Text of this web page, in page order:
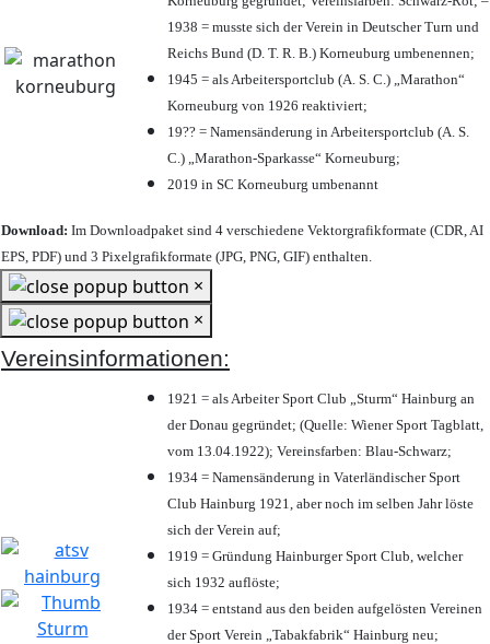
1938 = musste sich der Verein in Deutscher Turn und
Reichs Bund (D. T. R. B.) Korneuburg umbenennen;
1945 = als Arbeitersportclub (A. S. C.) „Marathon“
Korneuburg von 1926 reaktiviert;
19?? = Namensänderung in Arbeitersportclub (A. S.
C.) „Marathon-Sparkasse“ Korneuburg;
2019 in SC Korneuburg umbenannt
Download: Im Downloadpaket sind 4 verschiedene Vektorgrafikformate (CDR, AI
EPS, PDF) und 3 Pixelgrafikformate (JPG, PNG, GIF) enthalten.
×
×
Vereinsinformationen:
1921 = als Arbeiter Sport Club „Sturm“ Hainburg an
der Donau gegründet; (Quelle: Wiener Sport Tagblatt,
vom 13.04.1922); Vereinsfarben: Blau-Schwarz;
1934 = Namensänderung in Vaterländischer Sport
Club Hainburg 1921, aber noch im selben Jahr löste
sich der Verein auf;
1919 = Gründung Hainburger Sport Club, welcher
sich 1932 auflöste;
1934 = entstand aus den beiden aufgelösten Vereinen
der Sport Verein „Tabakfabrik“ Hainburg neu;